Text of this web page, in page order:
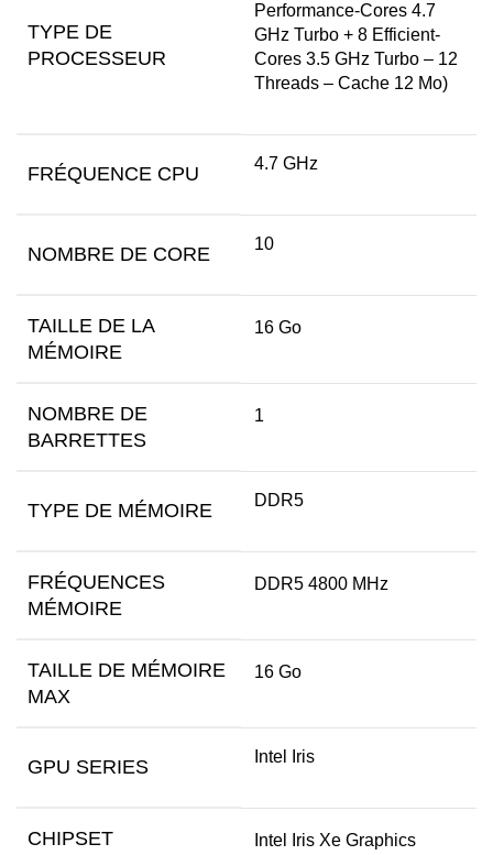
TYPE DE
PROCESSEUR
Performance-Cores 4.7
GHz Turbo + 8 Efficient-
Cores 3.5 GHz Turbo – 12
Threads – Cache 12 Mo)
FRÉQUENCE CPU 4.7 GHz
NOMBRE DE CORE 10
TAILLE DE LA
MÉMOIRE
16 Go
NOMBRE DE
BARRETTES
1
TYPE DE MÉMOIRE DDR5
FRÉQUENCES
MÉMOIRE
DDR5 4800 MHz
TAILLE DE MÉMOIRE
MAX
16 Go
GPU SERIES Intel Iris
CHIPSET
Intel Iris Xe Graphics